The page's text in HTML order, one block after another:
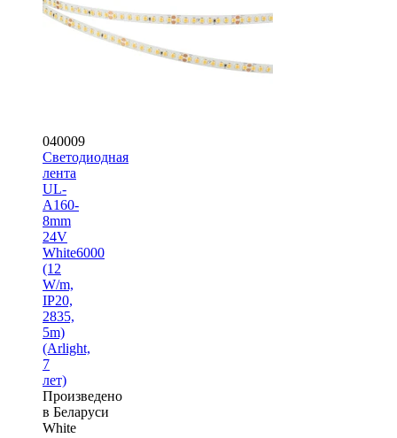
040009
Светодиодная
лента
UL-
A160-
8mm
24V
White6000
(12
W/m,
IP20,
2835,
5m)
(Arlight,
7
лет)
Произведено
в Беларуси
White